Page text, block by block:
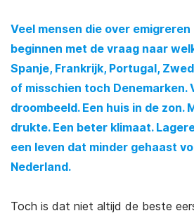
Veel mensen die over emigreren
beginnen met de vraag naar
Spanje, Frankrijk, Portugal,
of misschien toch Denemarken.
droombeeld. Een huis in de zon.
drukte. Een beter klimaat.
een leven dat minder gehaast
Nederland.
Toch is dat niet altijd de beste